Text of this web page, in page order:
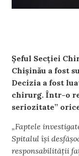
Șeful Secției
Chișinău a fost
Decizia a fost
chirurg. Într-o
seriozitate”
„Faptele
Spitalul își
responsabilității